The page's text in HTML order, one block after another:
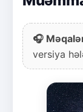
🎧
versiya